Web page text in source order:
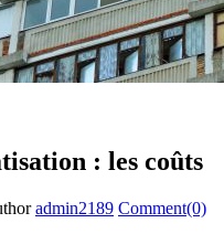
: les coûts
admin2189 Comment(0)